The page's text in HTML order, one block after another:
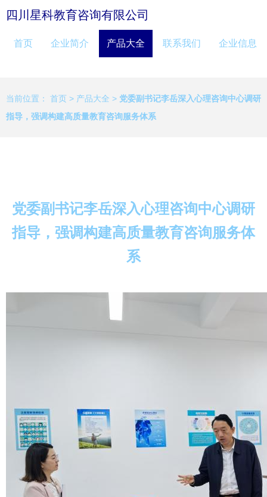
四川星科教育咨询有限公司
首页 企业简介 产品大全 联系我们 企业信息
当前位置： 首页 > 产品大全 > 党委副书记李岳深入心理咨询中心调研
指导，强调构建高质量教育咨询服务体系
党委副书记李岳深入心理咨询中心调研
指导，强调构建高质量教育咨询服务体
系